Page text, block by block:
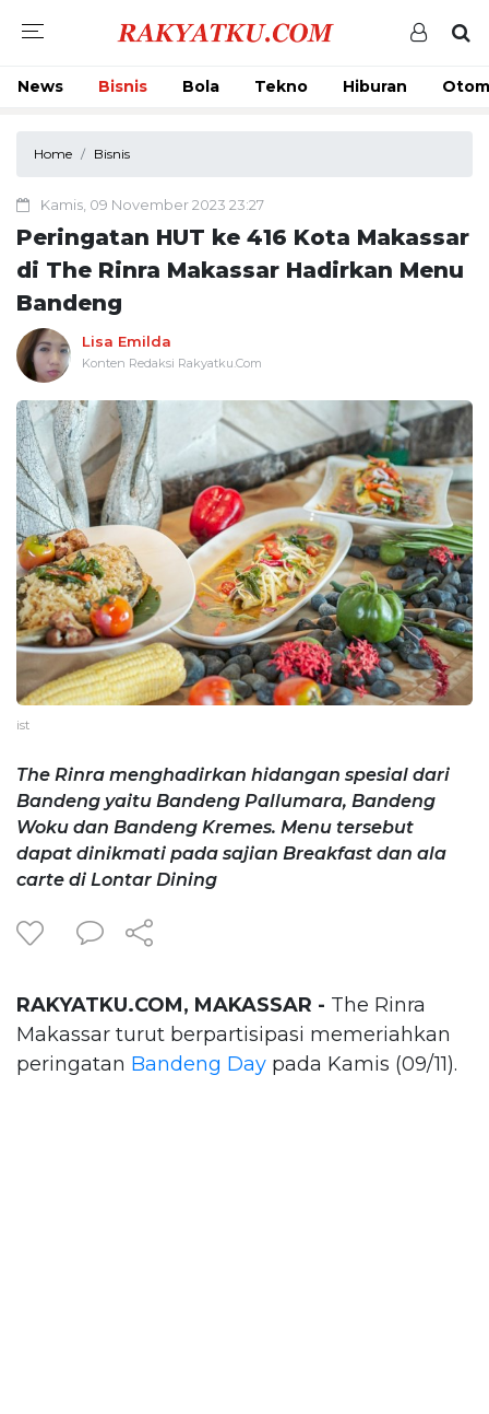
News Bisnis Bola Tekno Hiburan
Home Bisnis
Kamis, 09 November 2023 23:27
Peringatan HUT ke 416 Kota Makassar
di The Rinra Makassar Hadirkan Menu
Bandeng
Lisa Emilda
Konten Redaksi Rakyatku.Com
ist
The Rinra menghadirkan hidangan spesial dari
Bandeng yaitu Bandeng Pallumara, Bandeng
Woku dan Bandeng Kremes. Menu tersebut
dapat dinikmati pada sajian Breakfast dan ala
carte di Lontar Dining
RAKYATKU.COM, MAKASSAR - The Rinra
Makassar turut berpartisipasi memeriahkan
peringatan Bandeng Day pada Kamis (09/11).